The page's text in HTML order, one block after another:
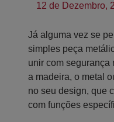
12 de Dezembro,
Já alguma vez se
simples peça
unir com segurança
a madeira, o metal
no seu design, que
com funções